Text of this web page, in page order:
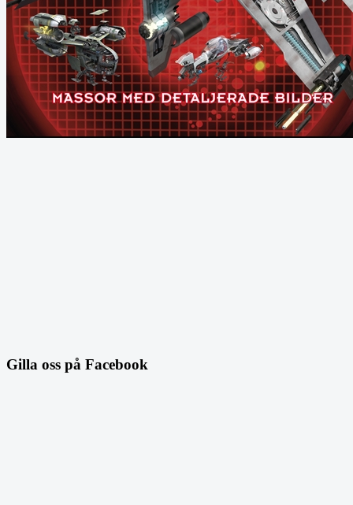
Gilla oss på Facebook